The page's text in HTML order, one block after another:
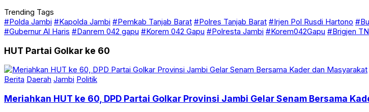
Trending Tags
#Polda Jambi #Kapolda Jambi #Pemkab Tanjab Barat #Polres Tanjab Barat #Irjen Pol Rusdi Hartono
#Gubernur Al Haris #Danrem 042 gapu #Korem 042 Gapu #Polresta Jambi #Korem042Gapu #Brigjen
HUT Partai Golkar ke 60
Berita Daerah Jambi Politik
Meriahkan HUT ke 60, DPD Partai Golkar Provinsi Jambi Gelar Senam Bersama